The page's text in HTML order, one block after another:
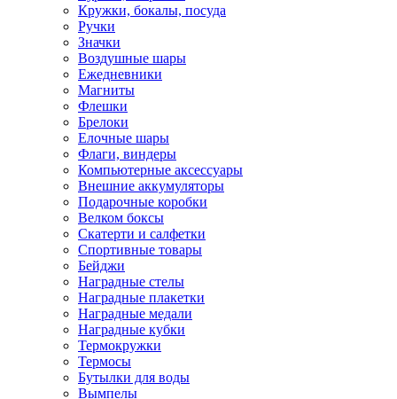
Кружки, бокалы, посуда
Ручки
Значки
Воздушные шары
Ежедневники
Магниты
Флешки
Брелоки
Елочные шары
Флаги, виндеры
Компьютерные аксессуары
Внешние аккумуляторы
Подарочные коробки
Велком боксы
Скатерти и салфетки
Спортивные товары
Бейджи
Наградные стелы
Наградные плакетки
Наградные медали
Наградные кубки
Термокружки
Термосы
Бутылки для воды
Вымпелы